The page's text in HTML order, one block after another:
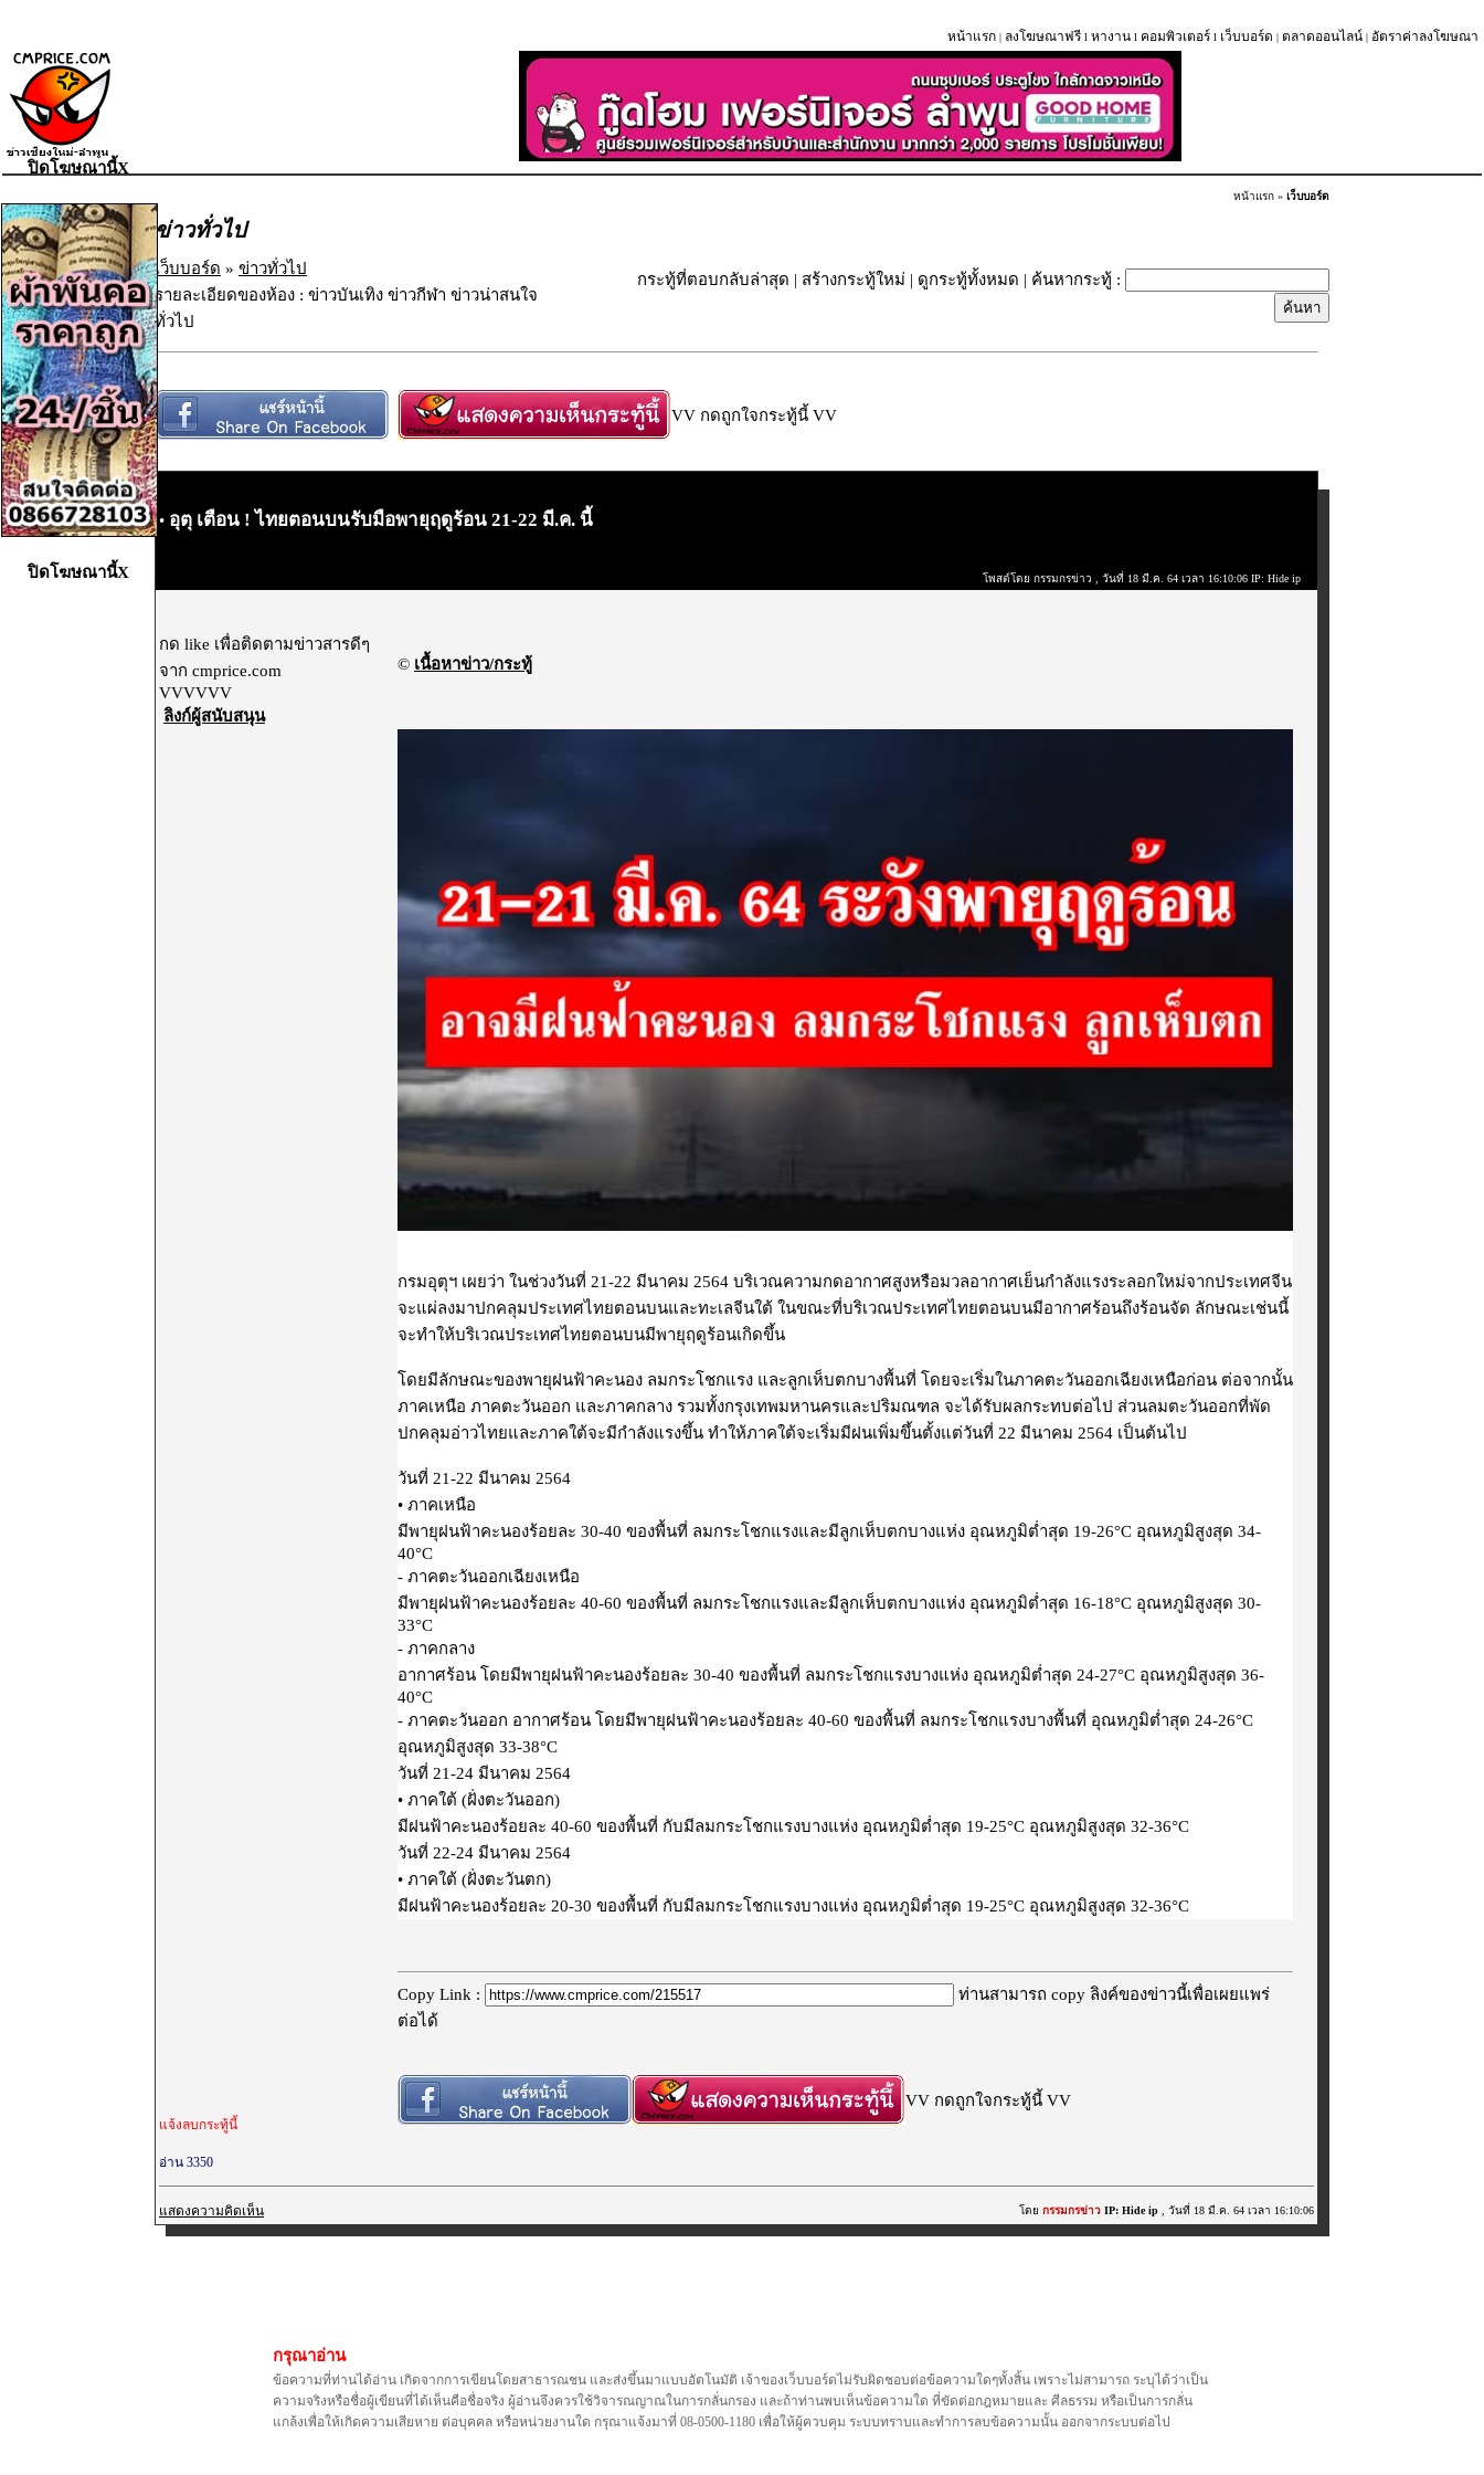
หน้าแรก | ลงโฆษณาฟรี l หางาน l คอมพิวเตอร์ l เว็บบอร์ด | ตลาดออนไลน์ | อัตราค่าลงโฆษณา
หน้าแรก » เว็บบอร์ด
ข่าวทั่วไป
เว็บบอร์ด » ข่าวทั่วไป
รายละเอียดของห้อง : ข่าวบันเทิง ข่าวกีฬา ข่าวน่าสนใจ
ทั่วไป
กระทู้ที่ตอบกลับล่าสุด | สร้างกระทู้ใหม่ | ดูกระทู้ทั้งหมด | ค้นหากระทู้ :
VV กดถูกใจกระทู้นี้ VV
• อุตุ เตือน ! ไทยตอนบนรับมือพายุฤดูร้อน 21-22 มี.ค. นี้
โพสต์โดย กรรมกรข่าว , วันที่ 18 มี.ค. 64 เวลา 16:10:06 IP: Hide ip
กด like เพื่อติดตามข่าวสารดีๆ
จาก cmprice.com
VVVVVV
ลิงก์ผู้สนับสนุน
© เนื้อหาข่าว/กระทู้
กรมอุตุฯ เผยว่า ในช่วงวันที่ 21-22 มีนาคม 2564 บริเวณความกดอากาศสูงหรือมวลอากาศเย็นกำลังแรงระลอกใหม่จากประเทศจีน
จะแผ่ลงมาปกคลุมประเทศไทยตอนบนและทะเลจีนใต้ ในขณะที่บริเวณประเทศไทยตอนบนมีอากาศร้อนถึงร้อนจัด ลักษณะเช่นนี้
จะทำให้บริเวณประเทศไทยตอนบนมีพายุฤดูร้อนเกิดขึ้น
โดยมีลักษณะของพายุฝนฟ้าคะนอง ลมกระโชกแรง และลูกเห็บตกบางพื้นที่ โดยจะเริ่มในภาคตะวันออกเฉียงเหนือก่อน ต่อจากนั้น
ภาคเหนือ ภาคตะวันออก และภาคกลาง รวมทั้งกรุงเทพมหานครและปริมณฑล จะได้รับผลกระทบต่อไป ส่วนลมตะวันออกที่พัด
ปกคลุมอ่าวไทยและภาคใต้จะมีกำลังแรงขึ้น ทำให้ภาคใต้จะเริ่มมีฝนเพิ่มขึ้นตั้งแต่วันที่ 22 มีนาคม 2564 เป็นต้นไป
วันที่ 21-22 มีนาคม 2564
• ภาคเหนือ
มีพายุฝนฟ้าคะนองร้อยละ 30-40 ของพื้นที่ ลมกระโชกแรงและมีลูกเห็บตกบางแห่ง อุณหภูมิต่ำสุด 19-26°C อุณหภูมิสูงสุด 34-
40°C
- ภาคตะวันออกเฉียงเหนือ
มีพายุฝนฟ้าคะนองร้อยละ 40-60 ของพื้นที่ ลมกระโชกแรงและมีลูกเห็บตกบางแห่ง อุณหภูมิต่ำสุด 16-18°C อุณหภูมิสูงสุด 30-
33°C
- ภาคกลาง
อากาศร้อน โดยมีพายุฝนฟ้าคะนองร้อยละ 30-40 ของพื้นที่ ลมกระโชกแรงบางแห่ง อุณหภูมิต่ำสุด 24-27°C อุณหภูมิสูงสุด 36-
40°C
- ภาคตะวันออก อากาศร้อน โดยมีพายุฝนฟ้าคะนองร้อยละ 40-60 ของพื้นที่ ลมกระโชกแรงบางพื้นที่ อุณหภูมิต่ำสุด 24-26°C
อุณหภูมิสูงสุด 33-38°C
วันที่ 21-24 มีนาคม 2564
• ภาคใต้ (ฝั่งตะวันออก)
มีฝนฟ้าคะนองร้อยละ 40-60 ของพื้นที่ กับมีลมกระโชกแรงบางแห่ง อุณหภูมิต่ำสุด 19-25°C อุณหภูมิสูงสุด 32-36°C
วันที่ 22-24 มีนาคม 2564
• ภาคใต้ (ฝั่งตะวันตก)
มีฝนฟ้าคะนองร้อยละ 20-30 ของพื้นที่ กับมีลมกระโชกแรงบางแห่ง อุณหภูมิต่ำสุด 19-25°C อุณหภูมิสูงสุด 32-36°C
Copy Link :
ท่านสามารถ copy ลิงค์ของข่าวนี้เพื่อเผยแพร่
ต่อได้
VV กดถูกใจกระทู้นี้ VV
แจ้งลบกระทู้นี้
อ่าน 3350
แสดงความคิดเห็น โดย กรรมกรข่าว IP: Hide ip , วันที่ 18 มี.ค. 64 เวลา 16:10:06
กรุณาอ่าน
ข้อความที่ท่านได้อ่าน เกิดจากการเขียนโดยสาธารณชน และส่งขึ้นมาแบบอัตโนมัติ เจ้าของเว็บบอร์ดไม่รับผิดชอบต่อข้อความใดๆทั้งสิ้น เพราะไม่สามารถ ระบุได้ว่าเป็น
ความจริงหรือชื่อผู้เขียนที่ได้เห็นคือชื่อจริง ผู้อ่านจึงควรใช้วิจารณญาณในการกลั่นกรอง และถ้าท่านพบเห็นข้อความใด ที่ขัดต่อกฎหมายและ ศีลธรรม หรือเป็นการกลั่น
แกล้งเพื่อให้เกิดความเสียหาย ต่อบุคคล หรือหน่วยงานใด กรุณาแจ้งมาที่ 08-0500-1180 เพื่อให้ผู้ควบคุม ระบบทราบและทำการลบข้อความนั้น ออกจากระบบต่อไป
ปิดโฆษณานี้X
ปิดโฆษณานี้X